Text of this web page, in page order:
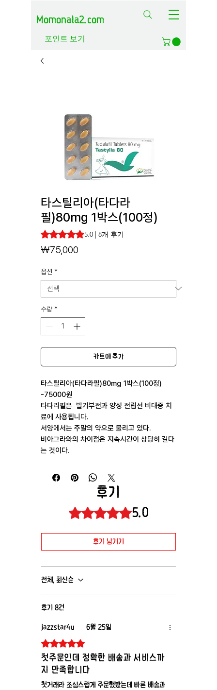
Momonala2.com
포인트 보기
타스틸리아(타다라
필)80mg 1박스(100정)
8개의 후기 기준 5점 만점 중 5.0점
5.0 | 8개 후기
₩75,000
옵션 *
수량 *
카트에 추가
타스틸리아(타다라필)80mg 1박스(100정)
-75000원
타다리필은 발기부전과 양성 전립선 비대증 치
료에 사용됩니다.
서양에서는 주말의 약으로 불리고 있다.
비아그라와의 차이점은 지속시간이 상당히 길다
는 것이다.
후기
별점 5점 중 5점을 주었습니다.
5.0
후기 남기기
전체, 최신순
후기 8건
jazzstar4u 6월 25일
별점 5점 중 5점을 주었습니다.
첫주문인데 정확한 배송과 서비스까
지 만족합니다
첫거래라 조심스럽게 주문했봤는데 빠른 배송과